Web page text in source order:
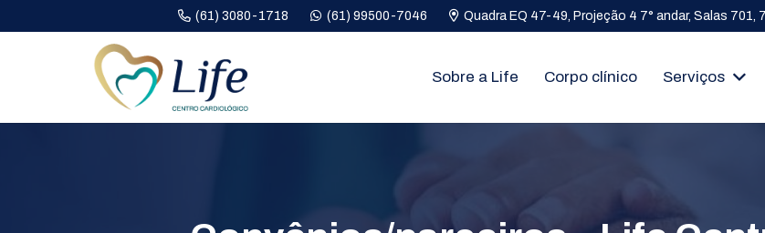
(61) 3080-1718 (61) 99500-7046 Quadra EQ 47-49, Projeção 4 7° andar, Salas 701,
Sobre a Life Corpo clínico Serviços